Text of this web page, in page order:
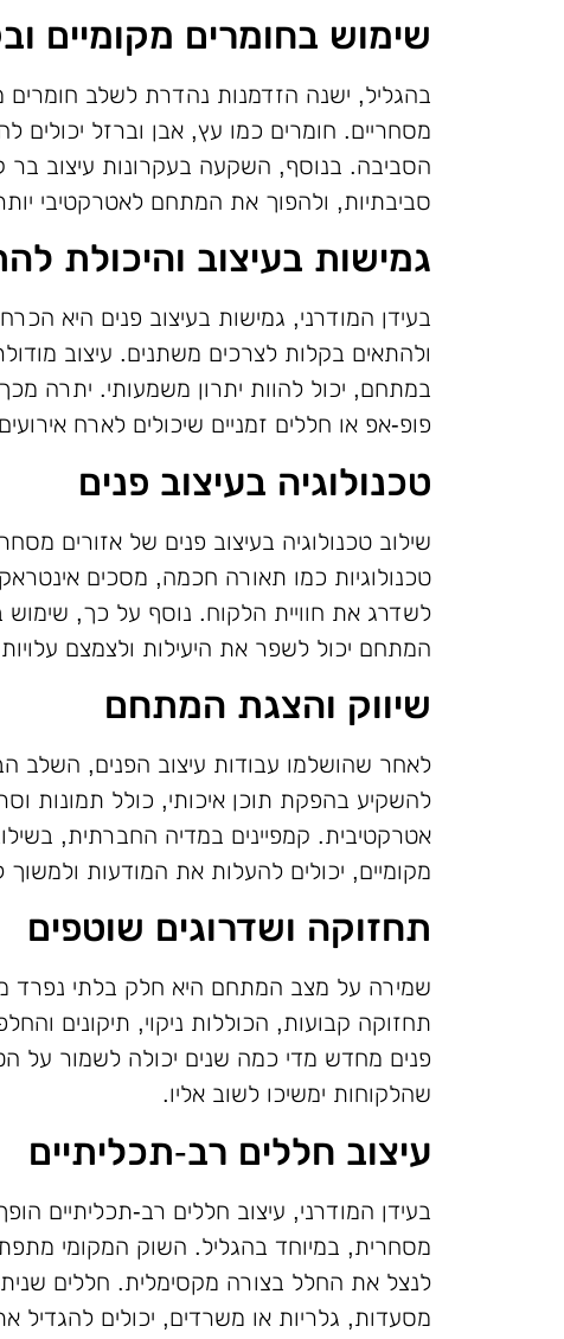
שימוש בחומרים מקומיים
בהגליל, ישנה הזדמנות נהדרת לשלב חומרים
מסחריים. חומרים כמו עץ, אבן וברזל יכולים
הסביבה. בנוסף, השקעה בעקרונות עיצוב בר
סביבתיות, ולהפוך את המתחם לאטרקטיבי
גמישות בעיצוב והיכולת
בעידן המודרני, גמישות בעיצוב פנים היא
ולהתאים בקלות לצרכים משתנים. עיצוב
במתחם, יכול להוות יתרון משמעותי. יתרה
פופ-אפ או חללים זמניים שיכולים לארח
טכנולוגיה בעיצוב פנים
שילוב טכנולוגיה בעיצוב פנים של אזורים
לשדרג את חוויית הלקוח. נוסף על כך, שימוש
המתחם יכול לשפר את היעילות ולצמצם
שיווק והצגת המתחם
לאחר שהושלמו עבודות עיצוב הפנים, השלב
להשקיע בהפקת תוכן איכותי, כולל תמונות
אטרקטיבית. קמפיינים במדיה החברתית,
מקומיים, יכולים להעלות את המודעות
תחזוקה ושדרוגים שוטפים
שמירה על מצב המתחם היא חלק בלתי נפרד
תחזוקה קבועות, הכוללות ניקוי, תיקונים
פנים מחדש מדי כמה שנים יכולה לשמור על
שהלקוחות ימשיכו לשוב אליו.
עיצוב חללים רב-תכליתיים
בעידן המודרני, עיצוב חללים רב-תכליתיים
מסחרית, במיוחד בהגליל. השוק המקומי
לנצל את החלל בצורה מקסימלית. חללים
מסעדות, גלריות או משרדים, יכולים